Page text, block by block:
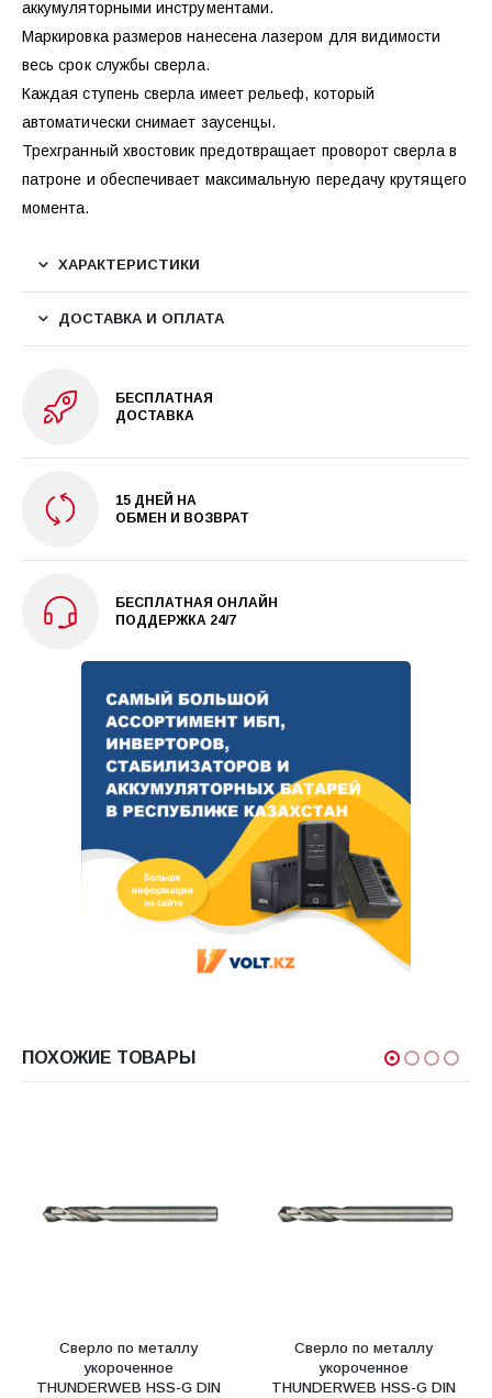
аккумуляторными инструментами.
Маркировка размеров нанесена лазером для видимости
весь срок службы сверла.
Каждая ступень сверла имеет рельеф, который
автоматически снимает заусенцы.
Трехгранный хвостовик предотвращает проворот сверла в
патроне и обеспечивает максимальную передачу крутящего
момента.
ХАРАКТЕРИСТИКИ
ДОСТАВКА И ОПЛАТА
БЕСПЛАТНАЯ
ДОСТАВКА
15 ДНЕЙ НА
ОБМЕН И ВОЗВРАТ
БЕСПЛАТНАЯ ОНЛАЙН
ПОДДЕРЖКА 24/7
ПОХОЖИЕ ТОВАРЫ
Сверло по металлу
укороченное
THUNDERWEB HSS-G DIN
Сверло по металлу
укороченное
THUNDERWEB HSS-G DIN